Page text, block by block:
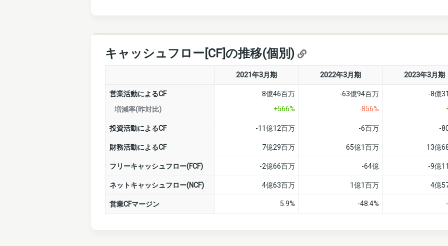
キャッシュフロー[CF]の推移(個別)
2021年3月期 2022年3月期 2023年3月期
営業活動によるCF
増減率(昨対比)
8億46百万
+566%
-63億94百万
-856%
-8億
投資活動によるCF -11億12百万 -6百万 -
財務活動によるCF 7億29百万 65億1百万 13億
フリーキャッシュフロー(FCF) -2億66百万 -64億 -9億
ネットキャッシュフロー(NCF) 4億63百万 1億1百万 4億
営業CFマージン 5.9% -48.4%